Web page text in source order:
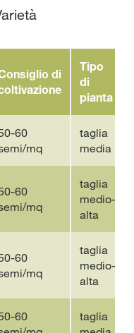
di
Tipo
di
pianta
60
mq
taglia
media
60
mq
taglia
medio-
alta
60
mq
taglia
medio-
alta
60
taglia